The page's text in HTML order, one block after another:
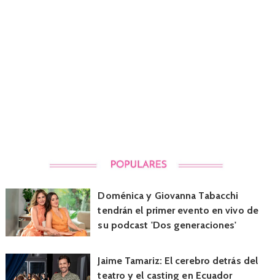
Doménica y Giovanna Tabacchi
tendrán el primer evento en vivo de
su podcast 'Dos generaciones'
Jaime Tamariz: El cerebro detrás del
teatro y el casting en Ecuador